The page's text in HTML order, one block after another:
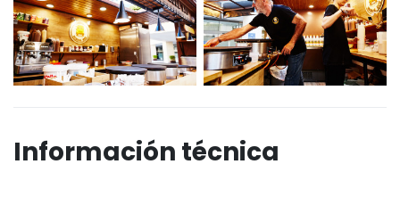
Información técnica